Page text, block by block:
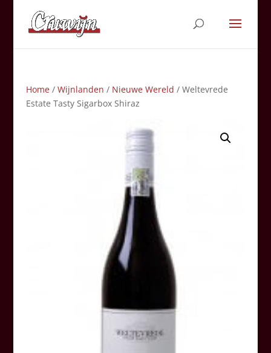
Home/ Wijnlanden / Nieuwe Wereld / Weltevrede
Estate Tasty Sigarbox Shiraz